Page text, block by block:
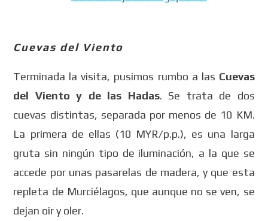
Cuevas del Viento
Terminada la visita, pusimos rumbo a las Cuevas
del Viento y de las Hadas. Se trata de dos
cuevas distintas, separada por menos de 10 KM.
La primera de ellas (10 MYR/p.p.), es una larga
gruta sin ningún tipo de iluminación, a la que se
accede por unas pasarelas de madera, y que esta
repleta de Murciélagos, que aunque no se ven, se
dejan oir y oler.